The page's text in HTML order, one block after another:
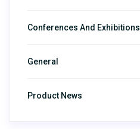
Conferences And Exhibitions
General
Product News